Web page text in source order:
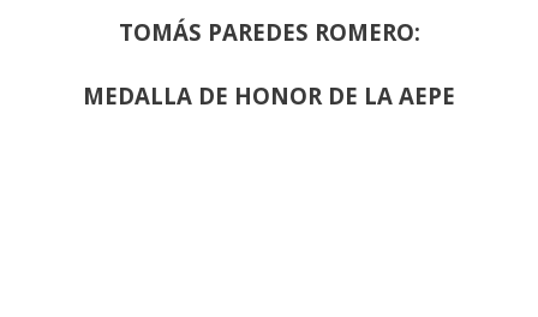
TOMÁS PAREDES ROMERO:
MEDALLA DE HONOR DE LA AEPE